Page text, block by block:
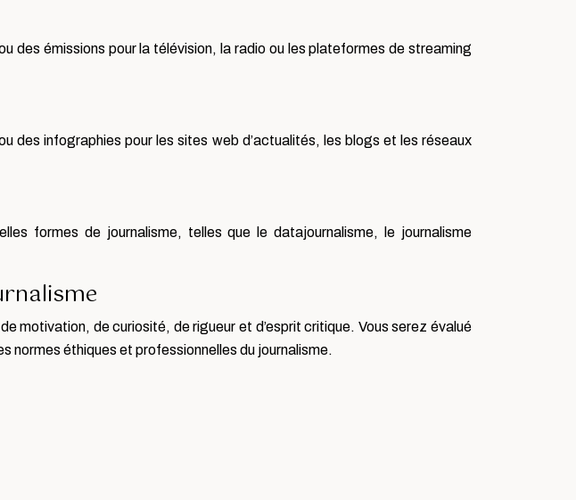
des émissions pour la télévision, la radio ou les plateformes de streaming
des infographies pour les sites web d’actualités, les blogs et les réseaux
formes de journalisme, telles que le datajournalisme, le journalisme
motivation, de curiosité, de rigueur et d’esprit critique. Vous serez évalué
normes éthiques et professionnelles du journalisme.